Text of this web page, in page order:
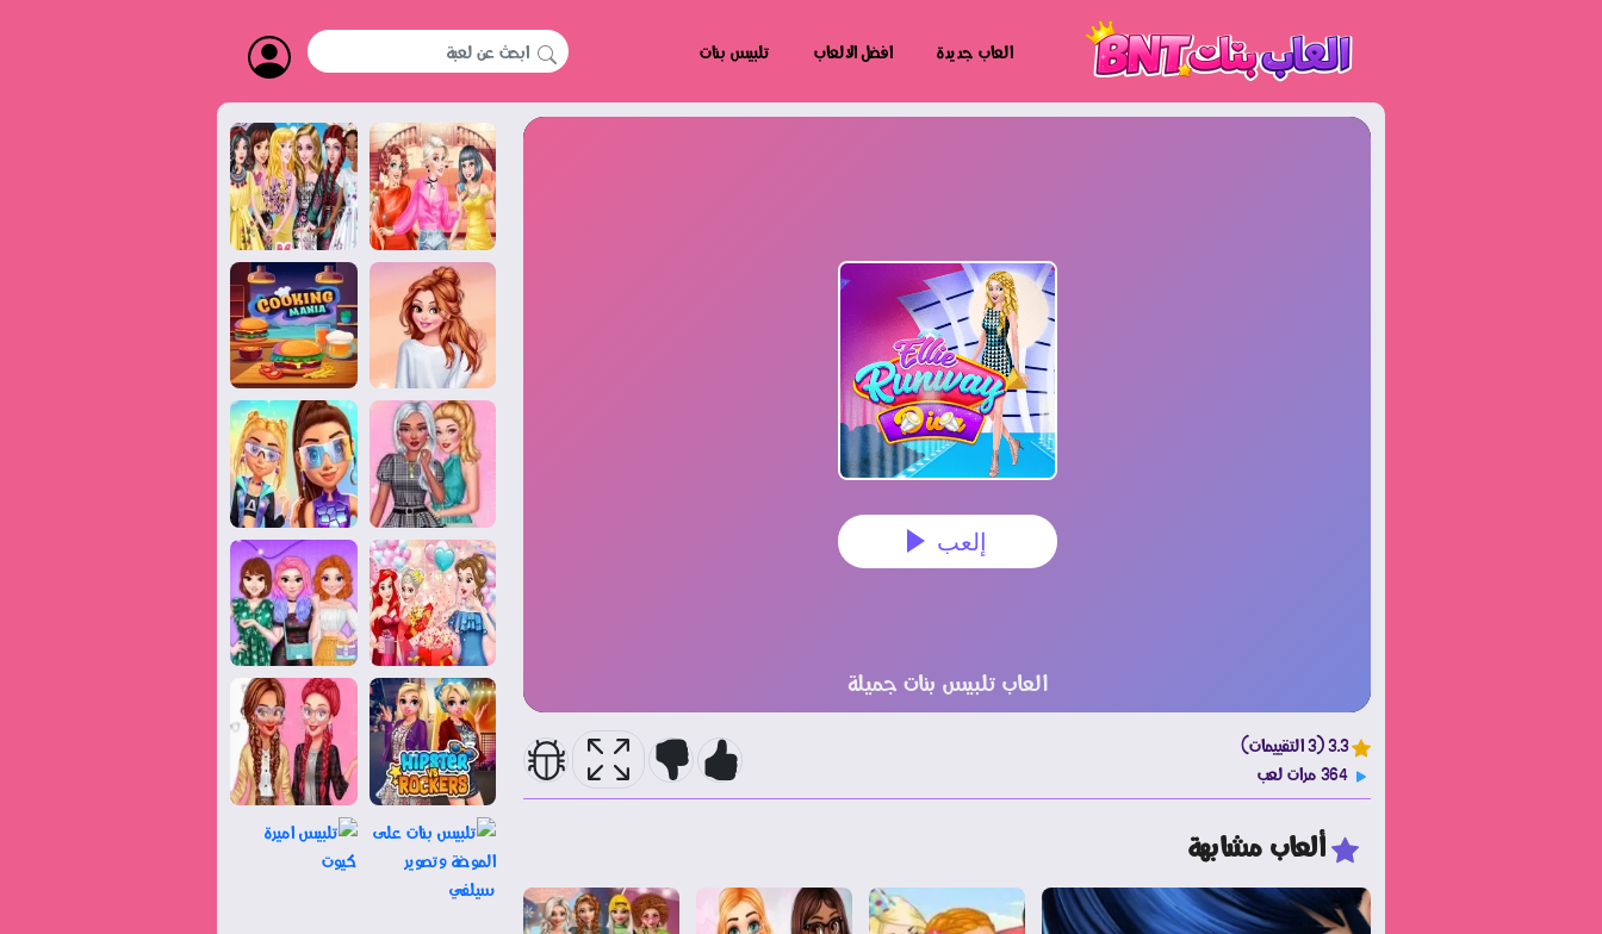
العاب جديدة افضل الالعاب تلبيس بنات
ألعاب مشابهة